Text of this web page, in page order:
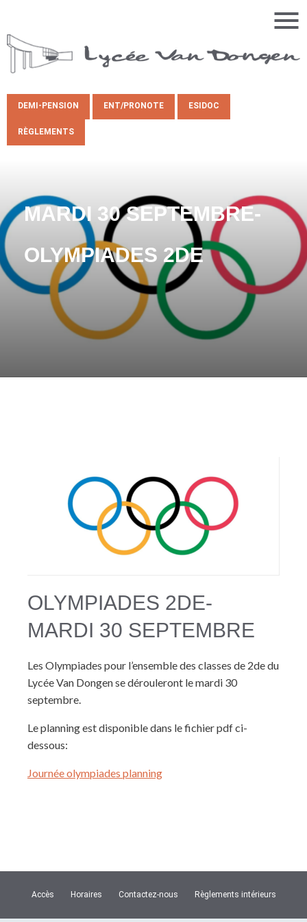
DEMI-PENSION ENT/PRONOTE ESIDOC
RÈGLEMENTS
MARDI 30 SEPTEMBRE-
OLYMPIADES 2DE
OLYMPIADES 2DE-
MARDI 30 SEPTEMBRE
Les Olympiades pour l’ensemble des classes de 2de du
Lycée Van Dongen se dérouleront le mardi 30
septembre.
Le planning est disponible dans le fichier pdf ci-
dessous:
Journée olympiades planning
Accès Horaires Contactez-nous Règlements intérieurs